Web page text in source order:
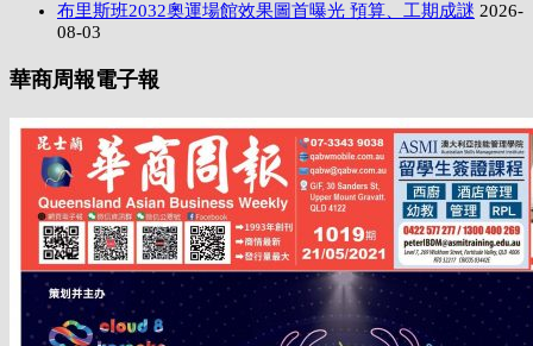
布里斯班2032奧運場館效果圖首曝光 預算、工期成謎 2026-
08-03
華商周報電子報